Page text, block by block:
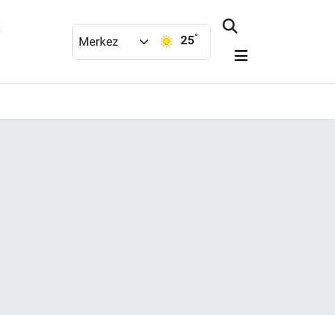
Merkez 25°